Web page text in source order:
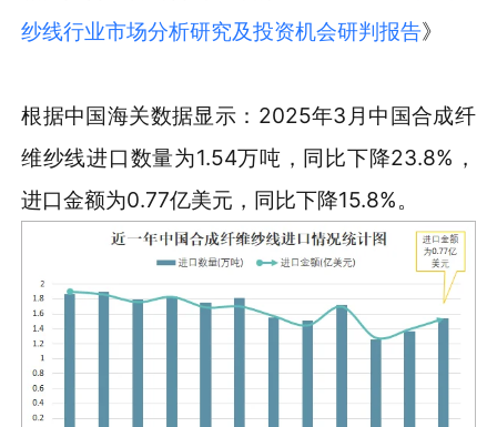
纱线行业市场分析研究及投资机会研判报告》
根据中国海关数据显示：2025年3月中国合成纤
维纱线进口数量为1.54万吨，同比下降23.8%，
进口金额为0.77亿美元，同比下降15.8%。